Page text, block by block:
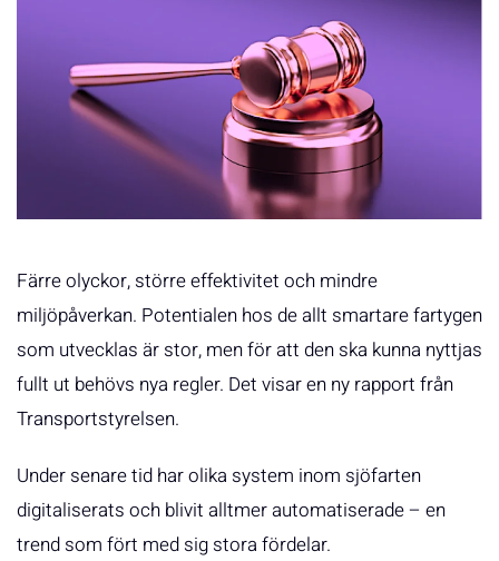
Färre olyckor, större effektivitet och mindre
miljöpåverkan. Potentialen hos de allt smartare fartygen
som utvecklas är stor, men för att den ska kunna nyttjas
fullt ut behövs nya regler. Det visar en ny rapport från
Transportstyrelsen.
Under senare tid har olika system inom sjöfarten
digitaliserats och blivit alltmer automatiserade – en
trend som fört med sig stora fördelar.